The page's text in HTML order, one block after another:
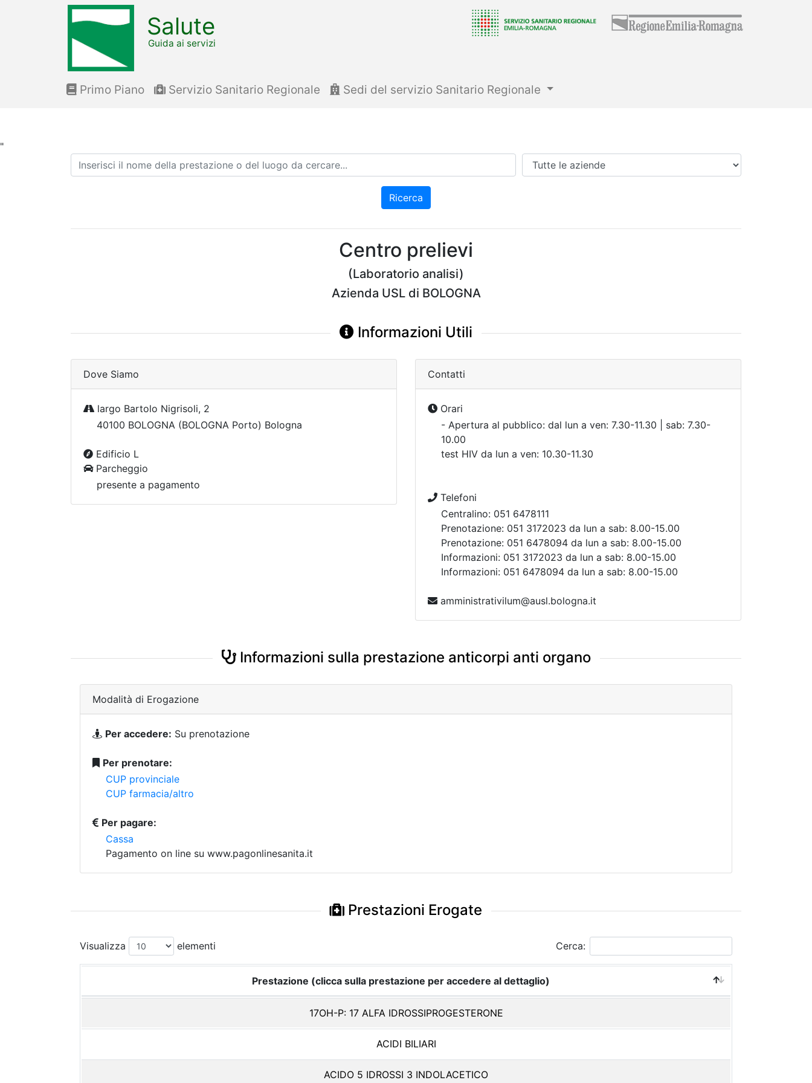
"
Salute
Guida ai servizi
Primo Piano Servizio Sanitario Regionale Sedi del servizio Sanitario Regionale
Ricerca Azienda
Ricerca
Centro prelievi
(Laboratorio analisi)
Azienda USL di BOLOGNA
Informazioni Utili
Dove Siamo
largo Bartolo Nigrisoli, 2
40100 BOLOGNA (BOLOGNA Porto) Bologna
Edificio L
Parcheggio
presente a pagamento
Contatti
Orari
- Apertura al pubblico: dal lun a ven: 7.30-11.30 | sab: 7.30-
10.00
test HIV da lun a ven: 10.30-11.30
Telefoni
Centralino: 051 6478111
Prenotazione: 051 3172023 da lun a sab: 8.00-15.00
Prenotazione: 051 6478094 da lun a sab: 8.00-15.00
Informazioni: 051 3172023 da lun a sab: 8.00-15.00
Informazioni: 051 6478094 da lun a sab: 8.00-15.00
amministrativilum@ausl.bologna.it
Informazioni sulla prestazione anticorpi anti organo
Modalità di Erogazione
Per accedere: Su prenotazione
Per prenotare:
CUP provinciale
CUP farmacia/altro
Per pagare:
Cassa
Pagamento on line su www.pagonlinesanita.it
Prestazioni Erogate
Visualizza elementi Cerca:
Prestazione (clicca sulla prestazione per accedere al dettaglio)
17OH-P: 17 ALFA IDROSSIPROGESTERONE
ACIDI BILIARI
ACIDO 5 IDROSSI 3 INDOLACETICO